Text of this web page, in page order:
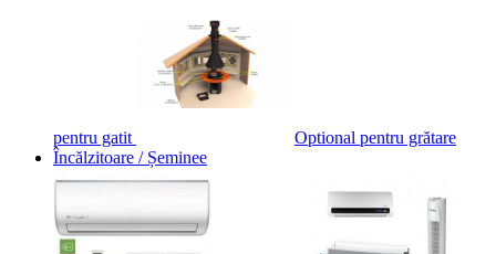
pentru gatit
Optional pentru grătare
Încălzitoare / Șeminee